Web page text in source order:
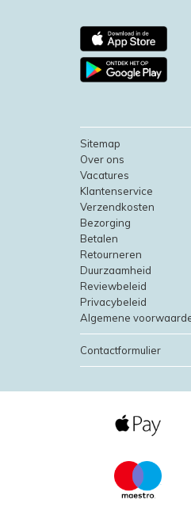
Sitemap
Over ons
Vacatures
Klantenservice
Verzendkosten
Bezorging
Betalen
Retourneren
Duurzaamheid
Reviewbeleid
Privacybeleid
Algemene
Contactformulier